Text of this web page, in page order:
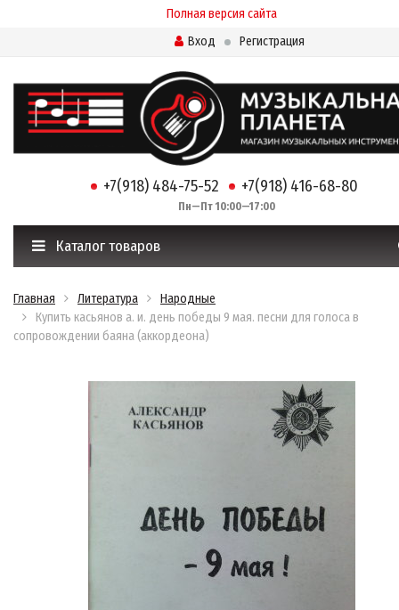
Полная версия сайта
Вход
Регистрация
+7(918) 484-75-52 +7(918) 416-68-80
Пн—Пт 10:00—17:00
Каталог товаров
Главная Литература
Народные
Купить касьянов а. и. день победы 9 мая. песни для голоса в
сопровождении баяна (аккордеона)